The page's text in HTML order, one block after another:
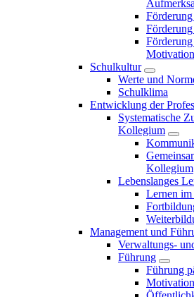
Motivation
Schulkultur
Werte und
Schulklima
Entwicklung der
Systematische
Kollegium
Kollegium
Lebenslanges
Lernen im
Management und
Verwaltungs-
Führung
Führung